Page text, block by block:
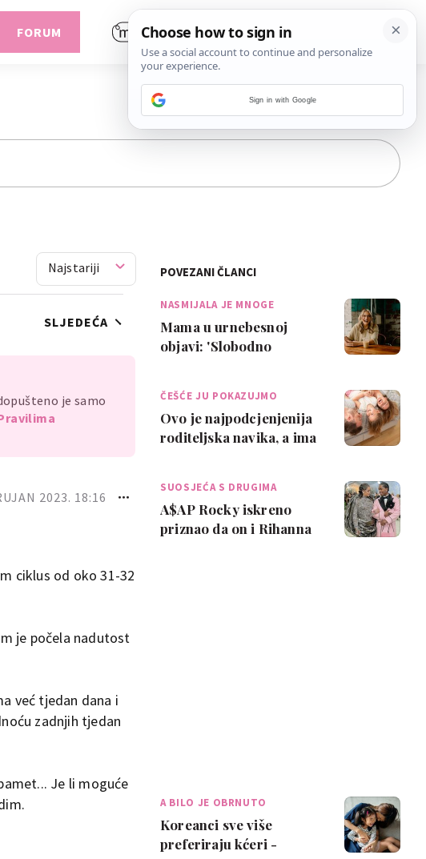
FORUM
Najstariji
SLJEDEĆA
je samo
2023. 18:16
ciklus od oko 31-32
je počela nadutost
već tjedan dana i
zadnjih tjedan
Je li moguće
POVEZANI ČLANCI
NASMIJALA JE MNOGE
Mama u urnebesnoj
objavi: 'Slobodno
ČEŠĆE JU POKAZUJMO
Ovo je najpodcjenjenija
roditeljska navika, a ima
SUOSJEĆA S DRUGIMA
A$AP Rocky iskreno
priznao da on i Rihanna
A BILO JE OBRNUTO
Koreanci sve više
preferiraju kćeri -
Sign in with Google